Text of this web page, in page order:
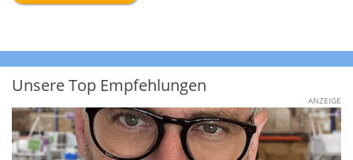
Unsere Top Empfehlungen
ANZEIGE